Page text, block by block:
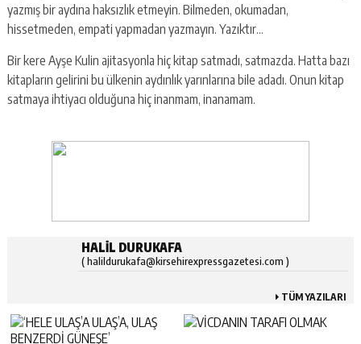
yazmış bir aydına haksızlık etmeyin. Bilmeden, okumadan,
hissetmeden, empati yapmadan yazmayın. Yazıktır…
Bir kere Ayşe Kulin ajitasyonla hiç kitap satmadı, satmazda. Hatta bazı
kitapların gelirini bu ülkenin aydınlık yarınlarına bile adadı. Onun kitap
satmaya ihtiyacı olduğuna hiç inanmam, inanamam.
HALIL DURUKAFA
( halildurukafa@kirsehirexpressgazetesi.com )
TÜM YAZILARI